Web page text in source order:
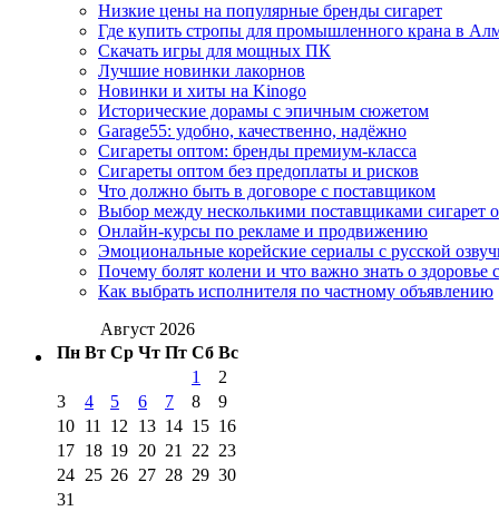
Низкие цены на популярные бренды сигарет
Где купить стропы для промышленного крана в
Скачать игры для мощных ПК
Лучшие новинки лакорнов
Новинки и хиты на Kinogo
Исторические дорамы с эпичным сюжетом
Garage55: удобно, качественно, надёжно
Сигареты оптом: бренды премиум-класса
Сигареты оптом без предоплаты и рисков
Что должно быть в договоре с поставщиком
Выбор между несколькими поставщиками сигарет
Онлайн-курсы по рекламе и продвижению
Эмоциональные корейские сериалы с русской
Почему болят колени и что важно знать о здоровье
Как выбрать исполнителя по частному объявлению
Август 2026
Пн Вт Ср Чт Пт Сб Вс
1
2
3
4 5 6 7 8
9
10 11 12 13 14 15 16
17 18 19 20 21 22 23
24 25 26 27 28 29 30
31